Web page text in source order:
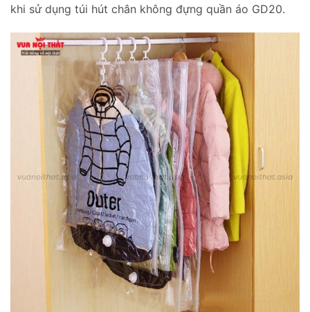
khi sử dụng túi hút chân không đựng quần áo GD20.